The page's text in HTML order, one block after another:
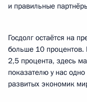
и правильные
Госдолг остаётся на
больше 10 процентов.
2,5 процента, здесь
показателю у нас
развитых экономик